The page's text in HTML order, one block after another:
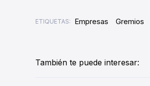
ETIQUETAS: Empresas Gremios
También te puede interesar: